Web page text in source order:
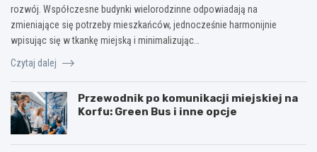
rozwój. Współczesne budynki wielorodzinne odpowiadają na
zmieniające się potrzeby mieszkańców, jednocześnie harmonijnie
wpisując się w tkankę miejską i minimalizując…
Czytaj dalej
Przewodnik po komunikacji miejskiej na
Korfu: Green Bus i inne opcje